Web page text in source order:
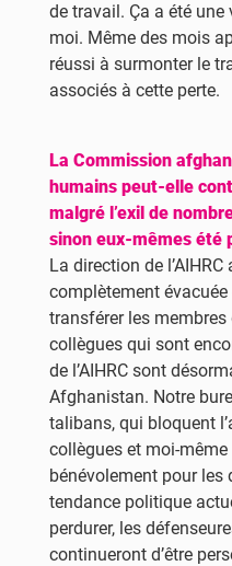
de travail. Ça a été
moi. Même des mois
réussi à surmonter le
associés à cette perte.
La Commission
humains peut-elle
malgré l’exil de
sinon eux-mêmes été
La direction de l’AIHRC
complètement
transférer les
collègues qui sont
de l’AIHRC sont
Afghanistan. Notre
talibans, qui bloquent
collègues et moi-
bénévolement pour les
tendance politique
perdurer, les
continueront d’être